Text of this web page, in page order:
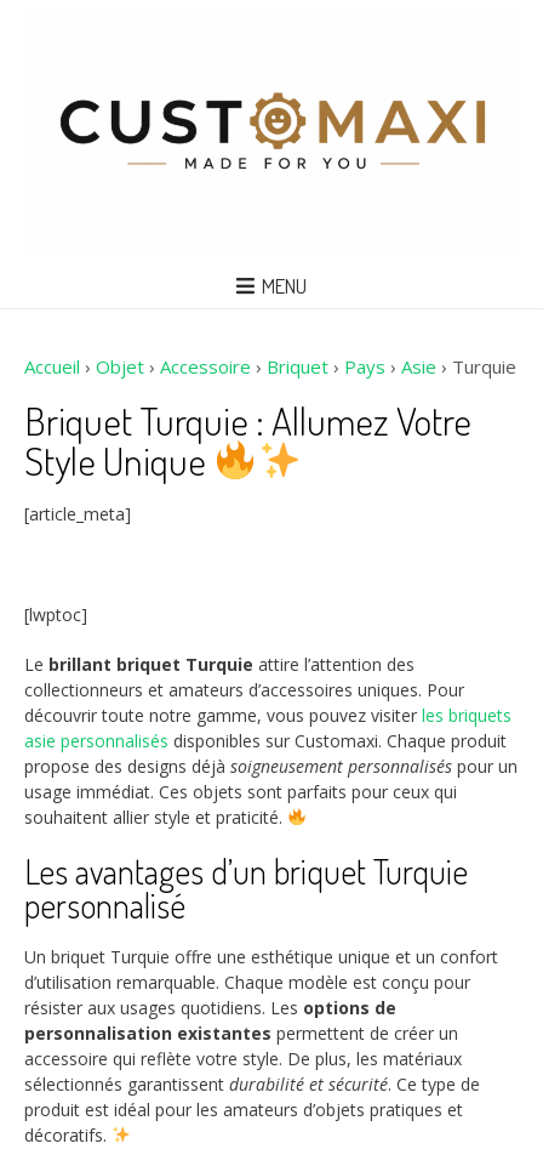
MENU
Accueil › Objet › Accessoire › Briquet › Pays › Asie › Turquie
Briquet Turquie : Allumez Votre
Style Unique
[article_meta]
[lwptoc]
Le brillant briquet Turquie attire l’attention des
collectionneurs et amateurs d’accessoires uniques. Pour
découvrir toute notre gamme, vous pouvez visiter les briquets
asie personnalisés disponibles sur Customaxi. Chaque produit
propose des designs déjà soigneusement personnalisés pour un
usage immédiat. Ces objets sont parfaits pour ceux qui
souhaitent allier style et praticité.
Les avantages d’un briquet Turquie
personnalisé
Un briquet Turquie offre une esthétique unique et un confort
d’utilisation remarquable. Chaque modèle est conçu pour
résister aux usages quotidiens. Les options de
personnalisation existantes permettent de créer un
accessoire qui reflète votre style. De plus, les matériaux
sélectionnés garantissent durabilité et sécurité. Ce type de
produit est idéal pour les amateurs d’objets pratiques et
décoratifs.